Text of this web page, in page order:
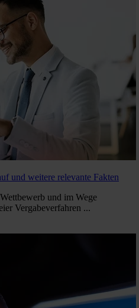
und weitere relevante Fakten
und im Wege
Vergabeverfahren ...